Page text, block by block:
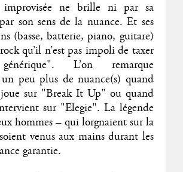
improvisée ne brille ni par sa
son sens de la nuance. Et ses
(basse, batterie, piano, guitare)
qu’il n’est pas impoli de taxer
L’on remarque
un peu plus de nuance(s) quand
sur "Break It Up" ou quand
sur "Elegie". La légende
hommes – qui lorgnaient sur la
venus aux mains durant les
garantie.